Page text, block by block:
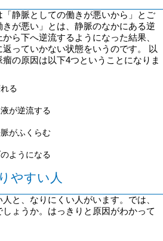
静脈としての働きが悪いから」とご
が悪い」とは、静脈のなかにある逆
ら下へ逆流するようになった結果、
っていかない状態をいうのです。 以
瘤の原因は以下4つということになりま
る
が逆流する
がふくらむ
ようになる
やすい人
と、なりにくい人がいます。では、
ょうか。はっきりと原因がわかって